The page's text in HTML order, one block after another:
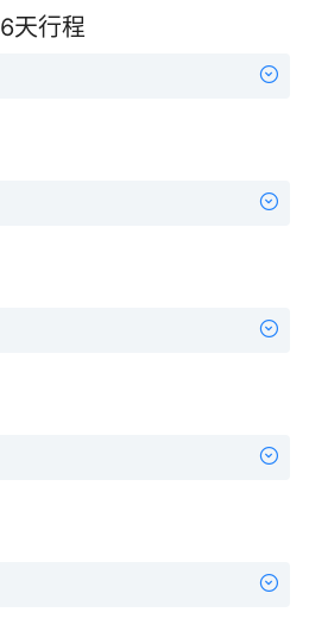
6天行程